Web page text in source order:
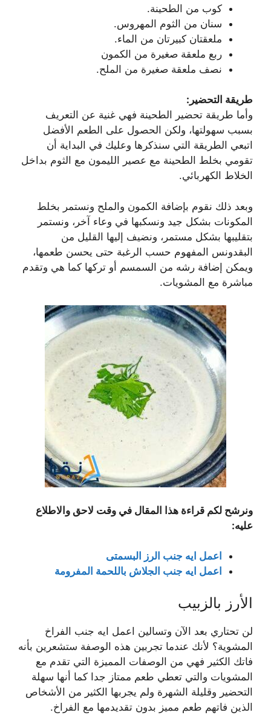
كوب من الطحينة.
سنان من الثوم المهروس.
ملعقتان كبيرتان من الماء.
ربع ملعقة صغيرة من الكمون
نصف ملعقة صغيرة من الملح.
طريقة التحضير:
وأما طريقة تحضير الطحينة فهي غنية عن التعريف
بسبب سهولتها، ولكن الحصول على الطعم الأفضل
اتبعي الطريقة التي سنذكرها وعليك في البداية أن
تقومي بخلط الطحينة مع عصير الليمون مع الثوم بداخل
الخلاط الكهربائي.
وبعد ذلك نقوم بإضافة الكمون والملح ونستمر بخلط
المكونات بشكل جيد ونسكبها في وعاء آخر، ونستمر
بتقليبها بشكل مستمر، ونضيف إليها القليل من
البقدونس المفهوم حسب الرغبة حتى يحسن طعمها،
ويمكن إضافة رشه من السمسم أو تركها كما هي وتقدم
مباشرة مع المشويات.
ونرشح لكم قراءة هذا المقال في وقت لاحق والاطلاع
عليه:
اعمل ايه جنب الرز البسمتى
اعمل ايه جنب الجلاش باللحمة المفرومة
الأرز بالزبيب
لن تحتاري بعد الآن وتسالين اعمل ايه جنب الفراخ
المشوية؟ لأنك عندما تجربين هذه الوصفة ستشعرين بأنه
فاتك الكثير فهي من الوصفات المميزة التي تقدم مع
المشويات والتي تعطي طعم ممتاز جدا كما أنها سهلة
التحضير وقليلة الشهرة ولم يجربها الكثير من الأشخاص
الذين فاتهم طعم مميز بدون تقديدمها مع الفراخ.